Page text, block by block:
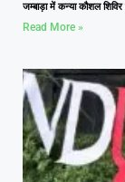
जम्बाड़ा में कन्या कौशल
Read More »